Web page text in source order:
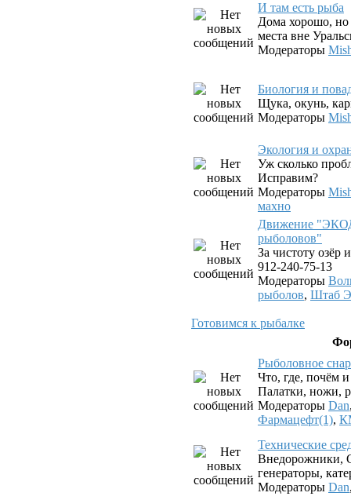
И там есть рыба
Дома хорошо, но
места вне
Модераторы
Биология и
Щука, окунь,
Модераторы
Экология и
Уж сколько
Исправим?
Модераторы
махно
Движение
рыболовов"
За чистоту озёр
912-240-75-13
Модераторы
рыболов, Штаб
Готовимся к рыбалке
Рыболовное
Что, где, почём
Палатки, ножи,
Модераторы Dan
Фармацефт(1),
Технические
Внедорожники,
генераторы,
Модераторы Dan